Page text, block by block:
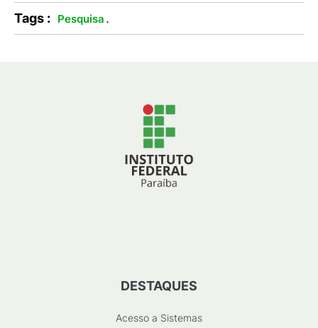
Tags : Pesquisa .
DESTAQUES
Acesso a Sistemas